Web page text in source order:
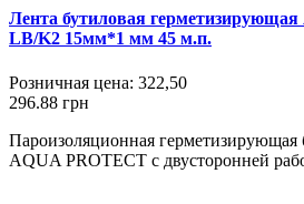
Лента бутиловая
LB/K2 15мм*1 мм 45 м.п.
Розничная цена: 322,50
296.88 грн
Пароизоляционная герметизирующая
AQUA PROTECT с двусторонней